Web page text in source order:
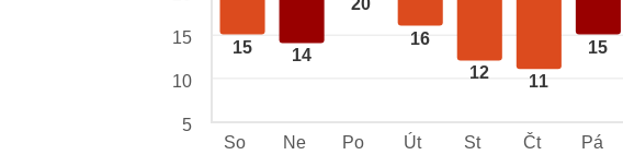
15 14
20
16
12 11
15
15
10
5
So
Ne Po Út St Čt Pá